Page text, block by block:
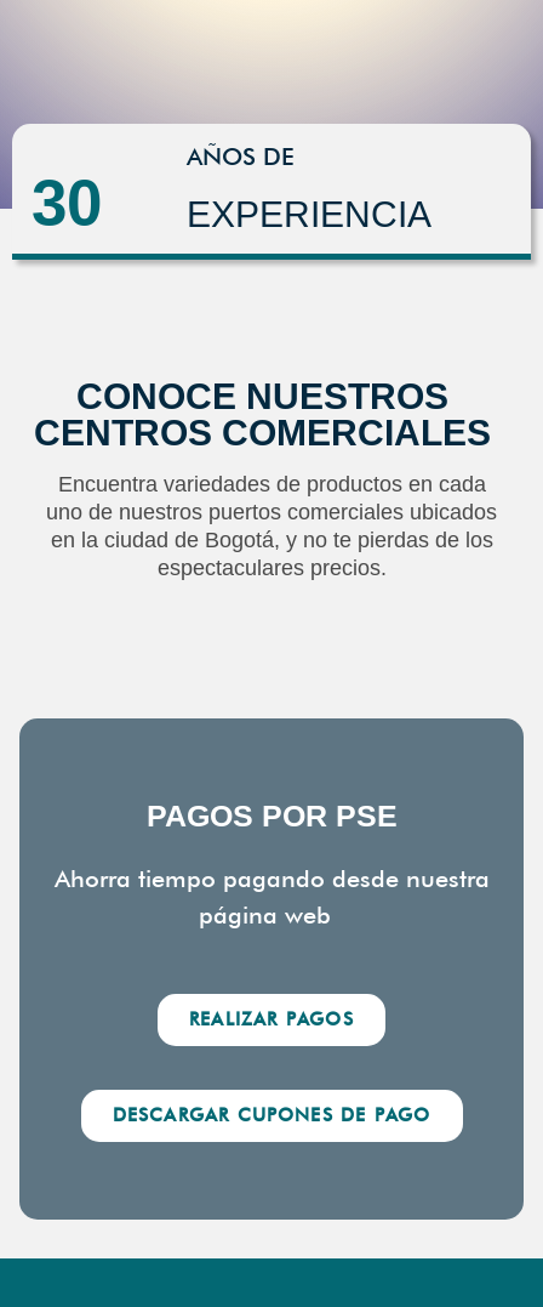
30
AÑOS DE
EXPERIENCIA
CONOCE NUESTROS
CENTROS COMERCIALES
Encuentra variedades de productos en cada
uno de nuestros puertos comerciales ubicados
en la ciudad de Bogotá, y no te pierdas de los
espectaculares precios.
PAGOS POR PSE
Ahorra tiempo pagando desde nuestra
página web
REALIZAR PAGOS
DESCARGAR CUPONES DE PAGO